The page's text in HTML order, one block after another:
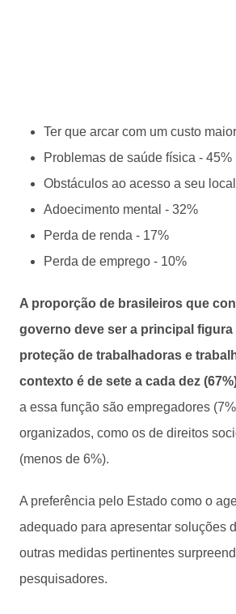
Ter que arcar com um custo
Problemas de saúde física - 45%
Obstáculos ao acesso a seu
Adoecimento mental - 32%
Perda de renda - 17%
Perda de emprego - 10%
A proporção de brasileiros que
governo deve ser a principal figura
proteção de trabalhadoras e
contexto é de sete a cada dez
a essa função são empregadores
organizados, como os de direitos
(menos de 6%).
A preferência pelo Estado como o
adequado para apresentar soluções
outras medidas pertinentes
pesquisadores.